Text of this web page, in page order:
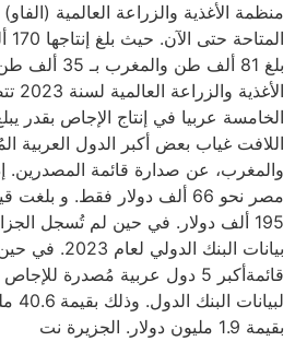
منظمة الأغذية والزراعة العالمية
بلغ 81 ألف طن
اللافت غياب بعض أكبر الدول العربية
والمغرب، عن صدارة قائمة المصدرين.
مصر نحو 66 ألف دولار فقط. و
195 ألف دولار. في حين لم تُسجل
بيانات البنك
بقيمة 1.9 مليون دولار. الجزيرة نت